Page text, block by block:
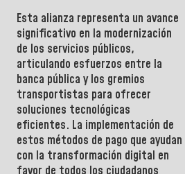
Esta alianza representa un avance
significativo en la modernización
de los servicios públicos,
articulando esfuerzos entre la
banca pública y los gremios
transportistas para ofrecer
soluciones tecnológicas
eficientes. La implementación de
estos métodos de pago que ayudan
con la transformación digital en